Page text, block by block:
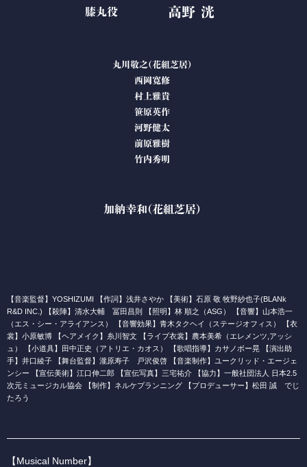
膝丸役 高野 洸
丸川敬之(花組芝居)
西岡寛修
村上雅貴
笹原英作
河野健太
前原雅樹
竹内秀明
加納幸和(花組芝居)
【音楽監督】YOSHIZUMI 【作詞】浅井さやか 【美術】石原 敬 牧野紗也子(BLANk
R&D INC.) 【殺陣】清水大輔 冨田昌則 【照明】林 順之（ASG） 【音響】山本浩一
（エス・シー・アライアンス） 【音響効果】青木タクヘイ（ステージオフィス） 【衣
裳】小原敏博 【ヘアメイク】糸川智文 【ライブ衣裳】農本美希（エレメンツ,アッシ
ュ） 【小道具】田中正史（アトリエ・カオス） 【歌唱指導】カサノボー晃 【演出助
手】井口綾子 【舞台監督】瀧原寿子 戸沢俊啓 【音楽制作】ユークリッド・エージェ
ンシー 【宣伝美術】江口伸二郎 【宣伝写真】三宅祐介 【協力】一般社団法人 日本2.5
次元ミュージカル協会 【制作】ネルケプランニング 【プロデューサー】松田 誠 でじ
たろう
【Musical Number】